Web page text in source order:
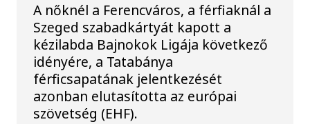
A nőknél a Ferencváros, a férfiaknál a
Szeged szabadkártyát kapott a
kézilabda Bajnokok Ligája következő
idényére, a Tatabánya
férficsapatának jelentkezését
azonban elutasította az európai
szövetség (EHF).